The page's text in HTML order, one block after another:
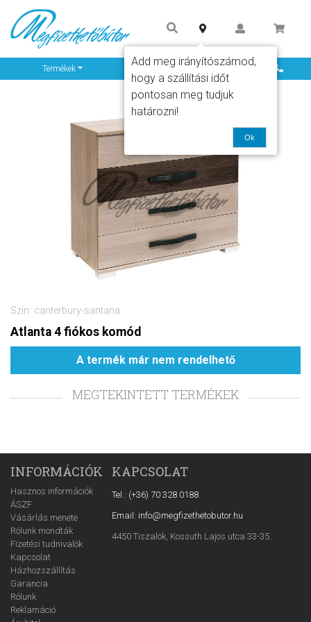
Termékek Info
Szín: canterbury-santana
Atlanta 4 fiókos komód
A termék már nem rendelhető
MEGTEKINTETT TERMÉKEK
INFORMÁCIÓK
Hasznos információk
ÁSZF
Vásárlás menete
Rólunk mondták
Fizetési tudnivalók
Kapcsolat
Házhozszállítás
Garancia
Rólunk
Reklamáció
KAPCSOLAT
Tel.: (+36) 70 328 0188
Email: info@megfizethetobutor.hu
4450 Tiszalök, Kossuth Lajos utca 33-35.
Add meg irányítószámod,
hogy a szállítási időt
pontosan meg tudjuk
határozni!
Ok